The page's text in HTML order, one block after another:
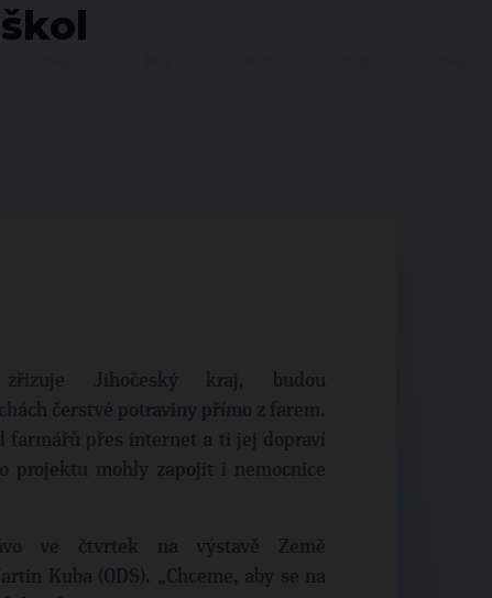
Jihočeský kraj, budou
čerstvé potraviny přímo z farem.
farmářů přes internet a ti jej dopraví
projektu mohly zapojit i nemocnice
ve čtvrtek na výstavě Země
Kuba (ODS). „Chceme, aby se na